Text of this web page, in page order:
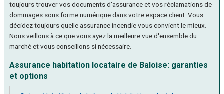
toujours trouver vos documents d'assurance et vos réclamations de
dommages sous forme numérique dans votre espace client. Vous
décidez toujours quelle assurance incendie vous convient le mieux.
Nous veillons à ce que vous ayez la meilleure vue d'ensemble du
marché et vous conseillons si nécessaire.
Assurance habitation locataire de Baloise: garanties
et options